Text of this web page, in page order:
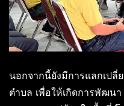
นอกจากนี้ยังมีการแลกเปลี่
ตำบล เพื่อให้เกิดการพัฒน